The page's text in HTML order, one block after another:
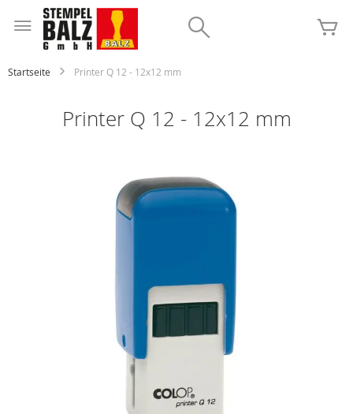
Inhalt
springen
Startseite Printer Q 12 - 12x12 mm
Printer Q 12 - 12x12 mm